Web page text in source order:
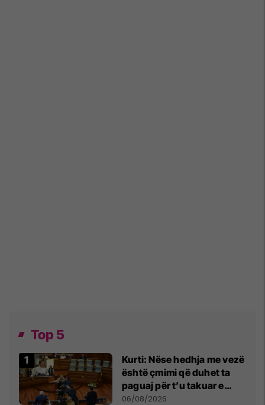
Top 5
Kurti: Nëse hedhja me vezë
është çmimi që duhet ta
paguaj për t’u takuar e
bashkëbiseduar jam i
06/08/2026